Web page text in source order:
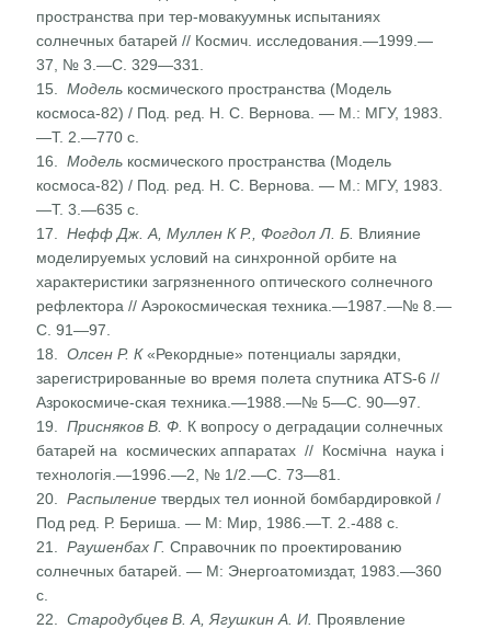
пространства при тер-мовакуумньк испытаниях
солнечных батарей // Космич. исследования.—1999.—
37, № 3.—С. 329—331.
15.Модель космического пространства (Модель
космоса-82) / Под. ред. Н. С. Вернова. — М.: МГУ, 1983.
—Т. 2.—770 с.
16.Модель космического пространства (Модель
космоса-82) / Под. ред. Н. С. Вернова. — М.: МГУ, 1983.
—Т. 3.—635 с.
17.Нефф Дж. А, Муллен К Р., Фогдол Л. Б. Влияние
модели­руемых условий на синхронной орбите на
характеристики загрязненного оптического солнечного
рефлектора // Аэро­космическая техника.—1987.—№ 8.—
С. 91—97.
18.Олсен Р. К«Рекордные» потенциалы зарядки,
зарегистри­рованные во время полета спутника ATS-6 //
Азрокосмиче-ская техника.—1988.—№ 5—С. 90—97.
19.Присняков В. Ф. К вопросу о деградации солнечных
батарей на космических аппаратах // Космічна наука і
технологія.—1996.—2, № 1/2.—С. 73—81.
20.Распылениетвердых тел ионной бомбардировкой /
Под ред. Р. Бериша. — М: Мир, 1986.—Т. 2.-488 с.
21.Раушенбах Г.Справочник по проектированию
солнечных батарей. — М: Энергоатомиздат, 1983.—360
с.
22.Стародубцев В. А, Ягушкин А. И. Проявление